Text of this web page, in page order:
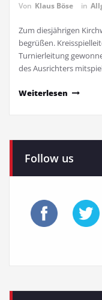
Von Klaus Böse in
Zum diesjährigen
begrüßen.
Turnierleitung
des Ausrichters
Weiterlesen
Follow us